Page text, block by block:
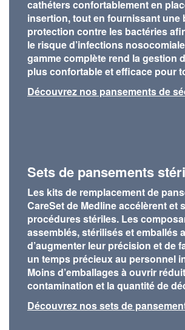
cathéters confortablement en
insertion, tout en fournissant une
protection contre les bactéries
le risque d’infections
gamme complète rend la gestion
plus confortable et efficace pour
Découvrez nos pansements de
Sets de pansements
Les kits de remplacement de
CareSet de Medline accélèrent et
procédures stériles. Les
assemblés, stérilisés et emballés
d’augmenter leur précision et de
un temps précieux au personnel
Moins d’emballages à ouvrir
contamination et la quantité de
Découvrez nos sets de